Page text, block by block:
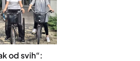
od svih“: